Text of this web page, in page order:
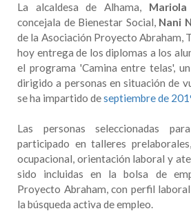
La alcaldesa de Alhama, Mariola
concejala de Bienestar Social, Nani
de la Asociación Proyecto Abraham,
hoy entrega de los diplomas a los
el programa 'Camina entre telas',
dirigido a personas en situación de
se ha impartido deseptiembre de
Las personas seleccionadas
participado en talleres
ocupacional, orientación laboral y
sido incluidas en la bolsa de
Proyecto Abraham, con perfil
la búsqueda activa de empleo.